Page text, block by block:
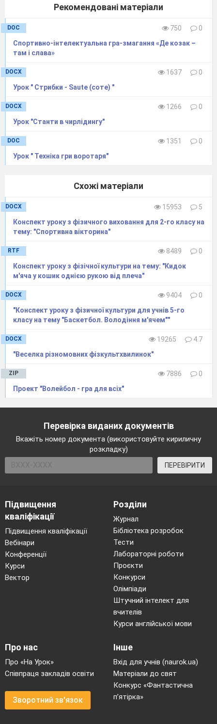
учнів.
ходьба.
Вправи на
дихання,
«Бурулька».
товаришу».
підсумків і
узагальнення
Х і д у р о к у
№
п/
п
уроку
1 2
2
Шикування дітей в одну
фізорга, привітання,
та наявності
3
Оголошення мети
Повторення організуючих
- ходьба;
- повороти "Ліворуч",
"Кругом"
- різні види ходьби (на
на зовнішній, внутрішній
у повному присиді)
(повільний біг,
праве, ліве плече вперед,
підніманням коліна, з
Рекомендовані матеріали
DOC 750
0
Спортивно-інтелектуальна гра-змагання «Де козак –
там і слава»
DOCX 1637
0
Урок " Стрибки - Saute (соте) "
DOCX 1266
0
Урок "Станти в чирлідингу"
DOC 1351
0
Урок " Техніка гри воротаря"
Схожі матеріали
DOCX 15953
5
Конспект уроку з фізичного виховання для 2-го класу на
тему: "Спортивна вікторина"
RTF 8489
0
Конспект уроку з фізічної культури на тему: "Кидок
м'яча у кошик однiєю рукою вiд плеча"
DOCX 9404
0
"Конспект уроку з фізичної культури для учнів 5-го
класу на тему "Баскетбол. Володіння м'ячем""
DOCX 19265
4.7
"Веселка різномовних фізкультхвилинок"
ZIP 7886
0
Проект "Волейбол - гра для всіх"
Перевірка виданих документів
Вкажіть номер документа (використовуйте кириличну
розкладку)
ПЕРЕВІРИТИ
Підвищення
кваліфікації
Підвищення кваліфікації
Вебінари
Конференції
Курси
Вектор
Розділи
Журнал
Бібліотека розробок
Тести
Лабораторні роботи
Проєкти
Конкурси
Олімпіади
Штучний інтелект для
вчителів
Курси англійської мови
Про нас
Про «На Урок»
Співпраця закладів освіти
Зворотний зв'язок
Інше
Вхід для учнів (naurok.ua)
Матеріали до свят
Конкурс «Фантастична
п’ятірка»